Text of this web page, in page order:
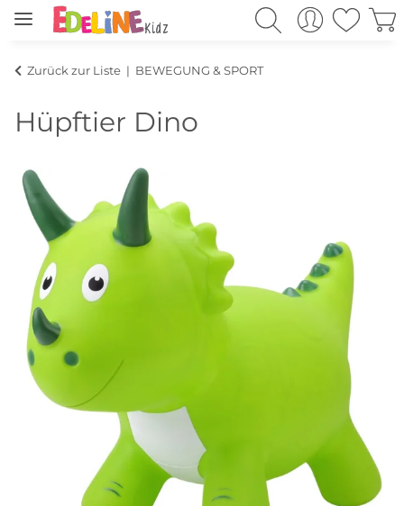
Zurück zur Liste BEWEGUNG & SPORT
Hüpftier Dino